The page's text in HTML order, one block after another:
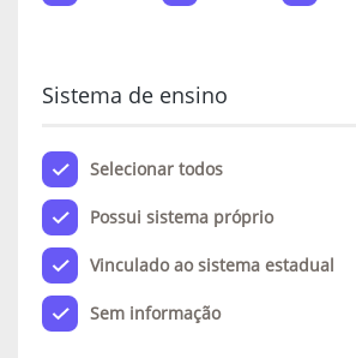
Sistema de ensino
Selecionar todos
Possui sistema próprio
Vinculado ao sistema estadual
Sem informação